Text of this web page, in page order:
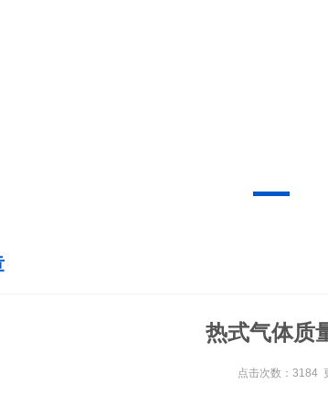
热式气体质
点击次数：3184